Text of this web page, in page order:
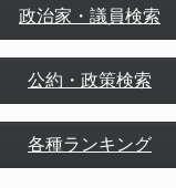
政治家・議員検索
公約・政策検索
各種ランキング